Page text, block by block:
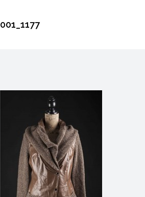
001_1177